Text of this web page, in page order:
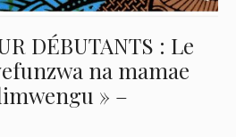
DÉBUTANTS : Le
na mamae
» –